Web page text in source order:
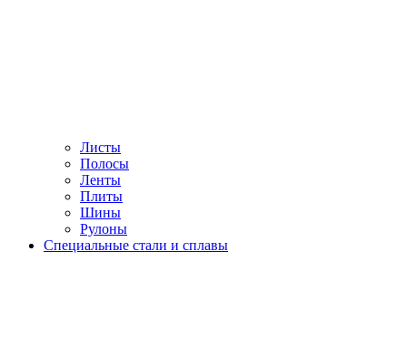
Листы
Полосы
Ленты
Плиты
Шины
Рулоны
Специальные стали и сплавы